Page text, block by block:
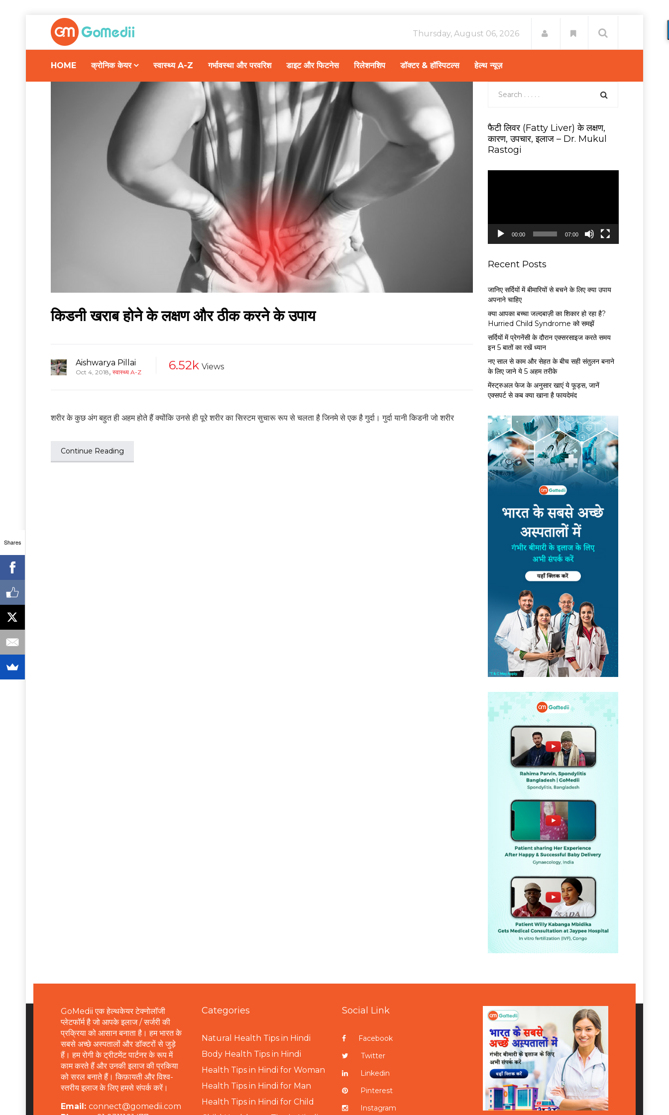
Thursday, August 06, 2026
HOME क्रोनिक केयर स्वास्थ्य A-Z गर्भावस्था और परवरिश डाइट और फिटनेस रिलेशनशिप डॉक्टर & हॉस्पिटल्स हेल्थ न्यूज़
किडनी खराब होने के लक्षण और ठीक करने के उपाय
Aishwarya Pillai
Oct 4, 2018, स्वास्थ्य A-Z 6.52k Views
शरीर के कुछ अंग बहुत ही अहम होते हैं क्योंकि उनसे ही पूरे शरीर का सिस्टम सुचारू रूप से चलता है जिनमे से एक है गुर्दा। गुर्दा यानी किडनी जो शरीर
Continue Reading
फैटी लिवर (Fatty Liver) के लक्षण,
कारण, उपचार, इलाज – Dr. Mukul
Rastogi
y
00:00 07:00
Recent Posts
जानिए सर्दियों में बीमारियों से बचने के लिए क्या उपाय
अपनाने चाहिए
क्या आपका बच्चा जल्दबाज़ी का शिकार हो रहा है?
Hurried Child Syndrome को समझें
सर्द‍ियों में प्रेगनेंसी के दौरान एक्सरसाइज करते समय
इन 5 बातों का रखें ध्यान
नए साल से काम और सेहत के बीच सही संतुलन बनाने
के लिए जाने ये 5 अहम तरीके
मेंस्ट्रुअल फेज के अनुसार खाएं ये फूड्स, जानें
एक्सपर्ट से कब क्या खाना है फायदेमंद
GoMedii एक हेल्थकेयर टेक्नोलॉजी
प्लेटफॉर्म है जो आपके इलाज / सर्जरी की
प्रक्रिया को आसान बनाता है। हम भारत के
सबसे अच्छे अस्पतालों और डॉक्टरों से जुड़े
हैं। हम रोगी के ट्रीटमेंट पार्टनर के रूप में
काम करते हैं और उनकी इलाज की प्रकिया
को सरल बनाते हैं। किफ़ायती और विश्व-
स्तरीय इलाज के लिए हमसे संपर्क करें।
Email: connect@gomedii.com
Categories
Natural Health Tips in Hindi
Body Health Tips in Hindi
Health Tips in Hindi for Woman
Health Tips in Hindi for Man
Health Tips in Hindi for Child
Social Link
Facebook
Twitter
Linkedin
Pinterest
Instagram
Shares